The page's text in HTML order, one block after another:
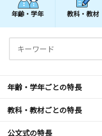
年齢・学年 教科・教材
年齢・学年ごとの特長
教科・教材ごとの特長
公文式の特長